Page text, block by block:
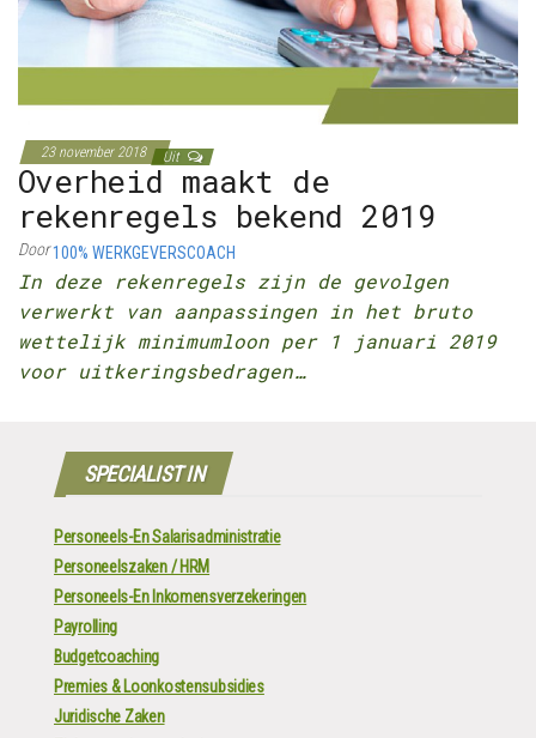
23 november 2018 Uit
Overheid maakt de
rekenregels bekend 2019
Door100% WERKGEVERSCOACH
In deze rekenregels zijn de gevolgen
verwerkt van aanpassingen in het bruto
wettelijk minimumloon per 1 januari 2019
voor uitkeringsbedragen…
SPECIALIST IN
Personeels-En Salarisadministratie
Personeelszaken / HRM
Personeels-En Inkomensverzekeringen
Payrolling
Budgetcoaching
Premies & Loonkostensubsidies
Juridische Zaken